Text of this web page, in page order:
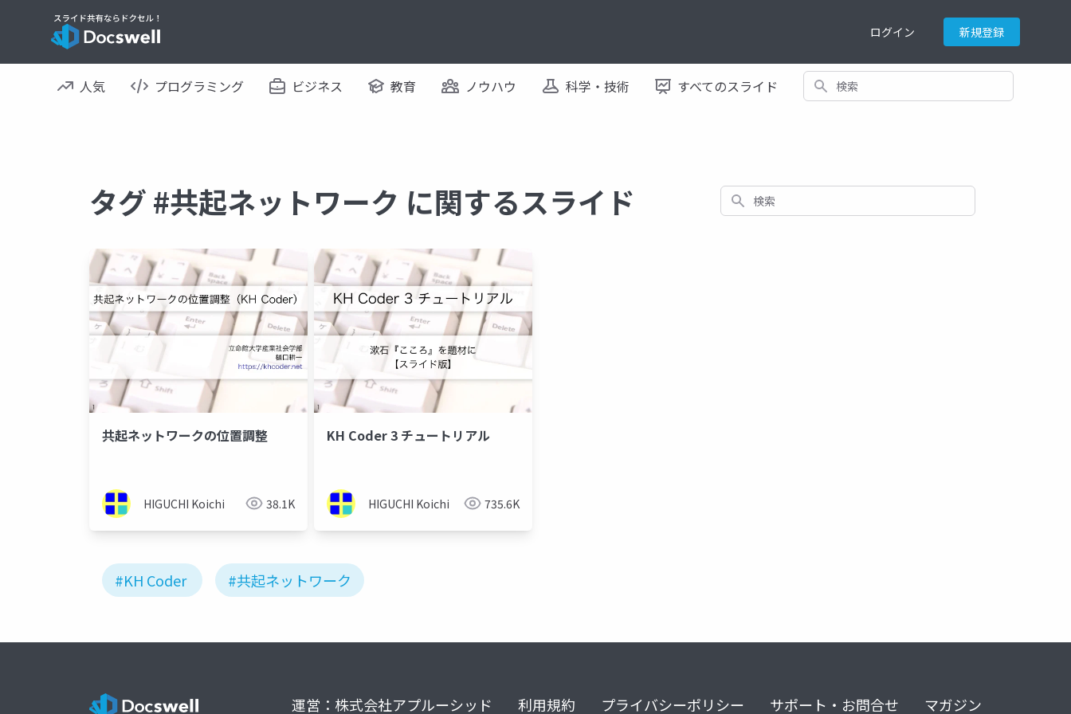
ログイン 新規登録
人気 プログラミング ビジネス 教育 ノウハウ 科学・技術 すべてのスライド 検索
タグ #共起ネットワーク に関するスライド 検索
共起ネットワークの位置調整
HIGUCHI Koichi 38.1K
KH Coder 3 チュートリアル
HIGUCHI Koichi 735.6K
#KH Coder #共起ネットワーク
運営：株式会社アプルーシッド 利用規約 プライバシーポリシー サポート・お問合せ マガジン